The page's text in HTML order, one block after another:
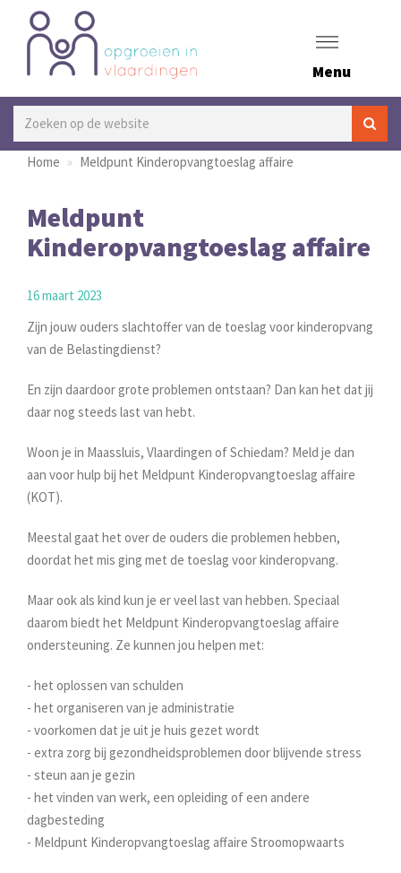
Menu
Home Meldpunt Kinderopvangtoeslag affaire
Meldpunt
Kinderopvangtoeslag affaire
16 maart 2023
Zijn jouw ouders slachtoffer van de toeslag voor kinderopvang
van de Belastingdienst?
En zijn daardoor grote problemen ontstaan? Dan kan het dat jij
daar nog steeds last van hebt.
Woon je in Maassluis, Vlaardingen of Schiedam? Meld je dan
aan voor hulp bij het Meldpunt Kinderopvangtoeslag affaire
(KOT).
Meestal gaat het over de ouders die problemen hebben,
doordat het mis ging met de toeslag voor kinderopvang.
Maar ook als kind kun je er veel last van hebben. Speciaal
daarom biedt het Meldpunt Kinderopvangtoeslag affaire
ondersteuning. Ze kunnen jou helpen met:
- het oplossen van schulden
- het organiseren van je administratie
- voorkomen dat je uit je huis gezet wordt
- extra zorg bij gezondheidsproblemen door blijvende stress
- steun aan je gezin
- het vinden van werk, een opleiding of een andere
dagbesteding
- Meldpunt Kinderopvangtoeslag affaire Stroomopwaarts